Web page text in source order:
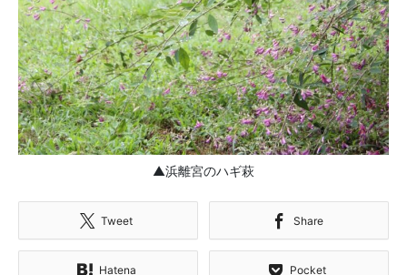
▲浜離宮のハギ萩
Tweet Share
Hatena Pocket